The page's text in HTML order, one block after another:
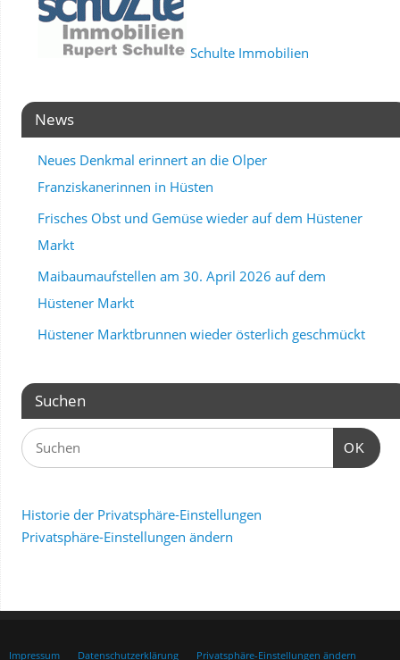
Schulte Immobilien
News
Neues Denkmal erinnert an die Olper
Franziskanerinnen in Hüsten
Frisches Obst und Gemüse wieder auf dem Hüstener
Markt
Maibaumaufstellen am 30. April 2026 auf dem
Hüstener Markt
Hüstener Marktbrunnen wieder österlich geschmückt
Suchen
OK
Historie der Privatsphäre-Einstellungen
Privatsphäre-Einstellungen ändern
Impressum Datenschutzerklärung Privatsphäre-Einstellungen ändern